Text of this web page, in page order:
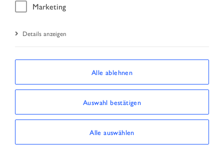
Startseite Händler
Marketing
Details anzeigen
Alle ablehnen
Auswahl bestätigen
Alle auswählen